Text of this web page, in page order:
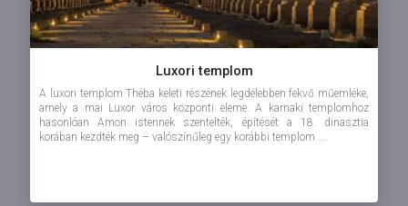
Luxori templom
A luxori templom Théba keleti részének legdélebben fekvő műemléke,
amely a mai Luxor város központi eleme. A karnaki templomhoz
hasonlóan Amon istennek szentelték, építését a 18. dinasztia
korában kezdték meg – valószínűleg egy korábbi templom ...